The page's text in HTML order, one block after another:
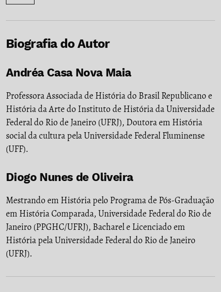
Biografia do Autor
Andréa Casa Nova Maia
Professora Associada de História do Brasil Republicano e
História da Arte do Instituto de História da Universidade
Federal do Rio de Janeiro (UFRJ), Doutora em História
social da cultura pela Universidade Federal Fluminense
(UFF).
Diogo Nunes de Oliveira
Mestrando em História pelo Programa de Pós-Graduação
em História Comparada, Universidade Federal do Rio de
Janeiro (PPGHC/UFRJ), Bacharel e Licenciado em
História pela Universidade Federal do Rio de Janeiro
(UFRJ).